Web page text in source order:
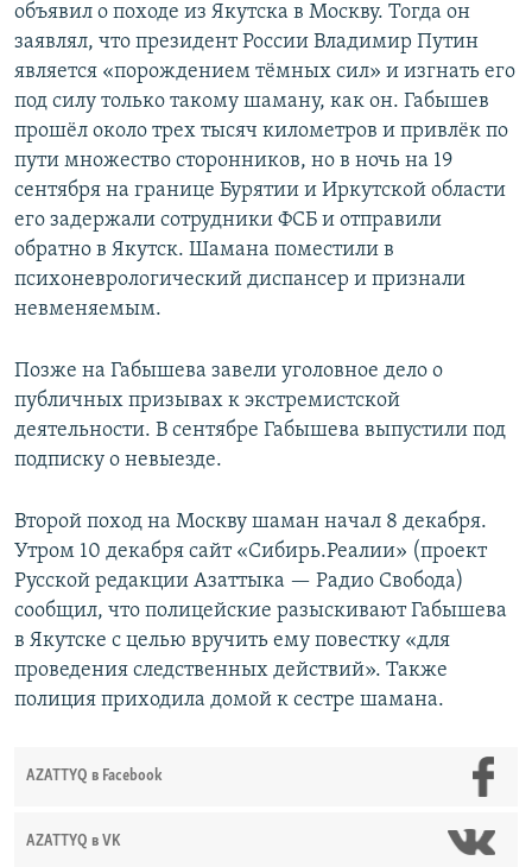
объявил о походе из Якутска в Москву. Тогда он
заявлял, что президент России Владимир Путин
является «порождением тёмных сил» и изгнать его
под силу только такому шаману, как он. Габышев
прошёл около трех тысяч километров и привлёк по
пути множество сторонников, но в ночь на 19
сентября на границе Бурятии и Иркутской области
его задержали сотрудники ФСБ и отправили
обратно в Якутск. Шамана поместили в
психоневрологический диспансер и признали
невменяемым.
Позже на Габышева завели уголовное дело о
публичных призывах к экстремистской
деятельности. В сентябре Габышева выпустили под
подписку о невыезде.
Второй поход на Москву шаман начал 8 декабря.
Утром 10 декабря сайт «Сибирь.Реалии» (проект
Русской редакции Азаттыка — Радио Свобода)
сообщил, что полицейские разыскивают Габышева
в Якутске с целью вручить ему повестку «для
проведения следственных действий». Также
полиция приходила домой к сестре шамана.
AZATTYQ в Facebook
AZATTYQ в VK